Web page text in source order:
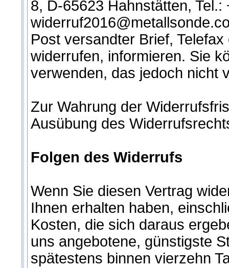
8, D-65623 Hahnstätten,
Post versandter Brief,
widerrufen, informieren. Sie
verwenden, das jedoch nicht
Zur Wahrung der
Ausübung des
Folgen des Widerrufs
Wenn Sie diesen Vertrag
Ihnen erhalten haben,
Kosten, die sich daraus
uns angebotene, günstigste
spätestens binnen vierzehn